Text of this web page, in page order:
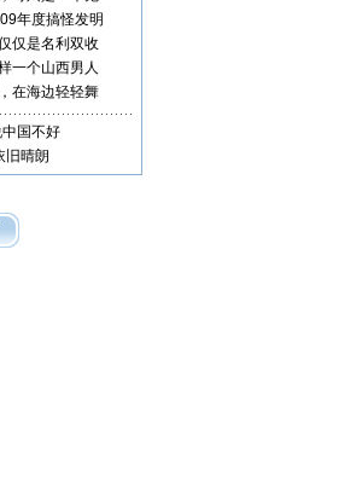
年度搞怪发明
仅是名利双收
一个山西男人
在海边轻轻舞
国不好
旧晴朗